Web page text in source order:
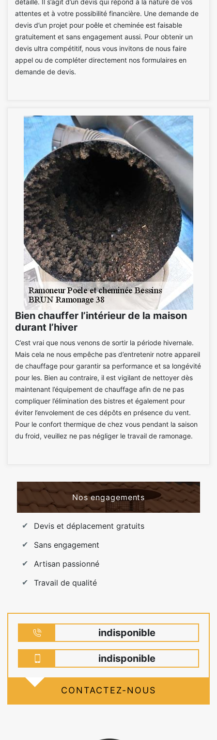
attentes et à votre possibilité financière. Une demande de
devis d’un projet pour poêle et cheminée est faisable
gratuitement et sans engagement aussi. Pour obtenir un
devis ultra compétitif, nous vous invitons de nous faire
appel ou de compléter directement nos formulaires en
demande de devis.
Bien chauffer l’intérieur de la maison
durant l’hiver
C’est vrai que nous venons de sortir la période hivernale.
Mais cela ne nous empêche pas d’entretenir notre appareil
de chauffage pour garantir sa performance et sa longévité
pour les. Bien au contraire, il est vigilant de nettoyer dès
maintenant l’équipement de chauffage afin de ne pas
compliquer l’élimination des bistres et également pour
éviter l’envolement de ces dépôts en présence du vent.
Pour le confort thermique de chez vous pendant la saison
du froid, veuillez ne pas négliger le travail de ramonage.
Nos engagements
Devis et déplacement gratuits
Sans engagement
Artisan passionné
Travail de qualité
indisponible
indisponible
CONTACTEZ-NOUS